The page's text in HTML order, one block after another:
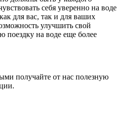
себя уверенно на воде
для вас, так и для ваших
улучшить свой
поездку на воде еще более
получайте от нас полезную